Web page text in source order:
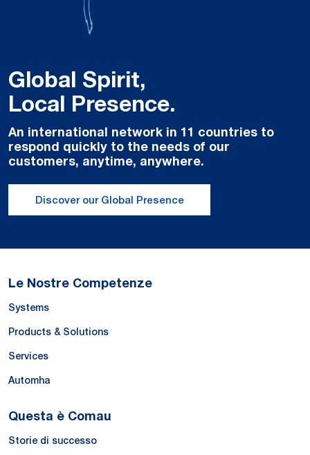
Global Spirit,
Local Presence.
An international network in 11 countries to
respond quickly to the needs of our
customers, anytime, anywhere.
Discover our Global Presence
Le Nostre Competenze
Systems
Products & Solutions
Services
Automha
Questa è Comau
Storie di successo